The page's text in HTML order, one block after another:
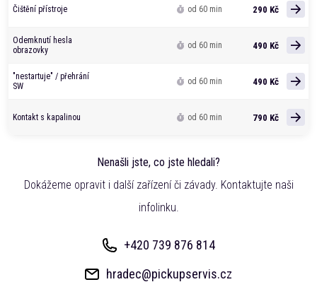
Čištění přístroje od 60 min 290 Kč
Odemknutí hesla
obrazovky
od 60 min 490 Kč
"nestartuje" / přehrání
SW
od 60 min 490 Kč
Kontakt s kapalinou od 60 min 790 Kč
Nenašli jste, co jste hledali?
Dokážeme opravit i další zařízení či závady. Kontaktujte naši
infolinku.
+420 739 876 814
hradec@pickupservis.cz